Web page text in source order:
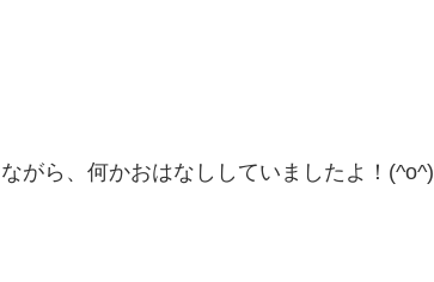
がら、何かおはなししていましたよ！(^o^)